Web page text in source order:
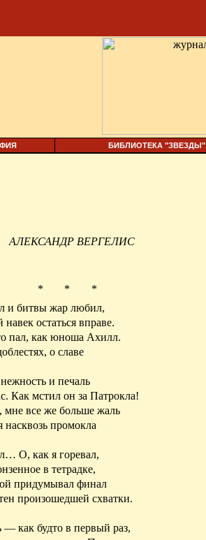
БИБЛИОТЕКА "ЗВЕЗДЫ"
АЛЕКСАНДР ВЕРГЕЛИС
* * *
и битвы жар любил,
остаться вправе.
пал, как юноша Ахилл.
о славе
и печаль
Как мстил он за Патрокла!
мне все же больше жаль
промокла
О, как я горевал,
в тетрадке,
придумывал финал
произошедшей схватки.
как будто в первый раз,